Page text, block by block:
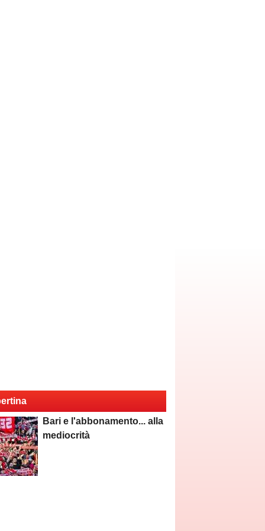
Bari e l'abbonamento... alla
mediocrità